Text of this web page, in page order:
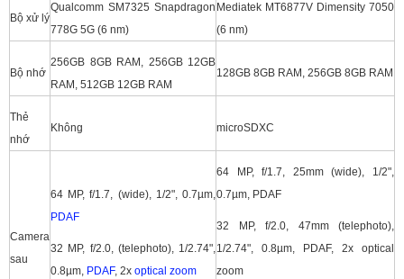
Bộ xử lý
Qualcomm SM7325 Snapdragon
778G 5G (6 nm)
Mediatek MT6877V Dimensity 7050
(6 nm)
Bộ nhớ
256GB 8GB RAM, 256GB 12GB
RAM, 512GB 12GB RAM
128GB 8GB RAM, 256GB 8GB RAM
Thẻ
nhớ
Không microSDXC
Camera
sau
64 MP, f/1.7, (wide), 1/2", 0.7µm,
PDAF
32 MP, f/2.0, (telephoto), 1/2.74",
0.8µm, PDAF, 2x optical zoom
64 MP, f/1.7, 25mm (wide), 1/2",
0.7µm, PDAF
32 MP, f/2.0, 47mm (telephoto),
1/2.74", 0.8µm, PDAF, 2x optical
zoom